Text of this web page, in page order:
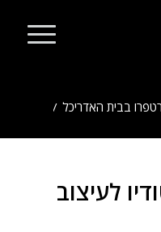
בבית האדריכל /
לעיצוב